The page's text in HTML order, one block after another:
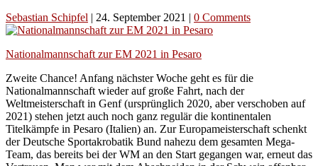
Sebastian Schipfel | 24. September 2021 | 0 Comments
Nationalmannschaft zur EM 2021 in Pesaro
Zweite Chance! Anfang nächster Woche geht es für die
Nationalmannschaft wieder auf große Fahrt, nach der
Weltmeisterschaft in Genf (ursprünglich 2020, aber verschoben auf
2021) stehen jetzt auch noch ganz regulär die kontinentalen
Titelkämpfe in Pesaro (Italien) an. Zur Europameisterschaft schenkt
der Deutsche Sportakrobatik Bund nahezu dem gesamten Mega-
Team, das bereits bei der WM an den Start gegangen war, erneut das